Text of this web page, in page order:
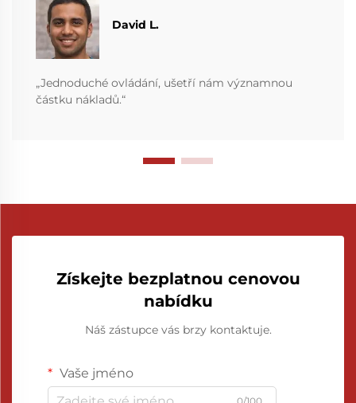
David L.
„Jednoduché ovládání, ušetří nám významnou
částku nákladů.“
Získejte bezplatnou cenovou
nabídku
Náš zástupce vás brzy kontaktuje.
Vaše jméno